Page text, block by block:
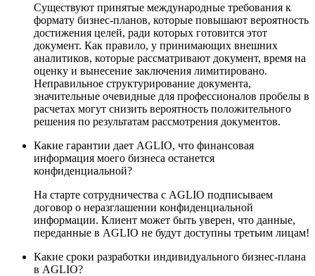
Существуют принятые международные требования к
формату бизнес-планов, которые повышают вероятность
достижения целей, ради которых готовится этот
документ. Как правило, у принимающих внешних
аналитиков, которые рассматривают документ, время на
оценку и вынесение заключения лимитировано.
Неправильное структурирование документа,
значительные очевидные для профессионалов пробелы в
расчетах могут снизить вероятность положительного
решения по результатам рассмотрения документов.
Какие гарантии дает AGLIO, что финансовая
информация моего бизнеса останется
конфиденциальной?
На старте сотрудничества с AGLIO подписываем
договор о неразглашении конфиденциальной
информации. Клиент может быть уверен, что данные,
переданные в AGLIO не будут доступны третьим лицам!
Какие сроки разработки индивидуального бизнес-плана
в AGLIO?